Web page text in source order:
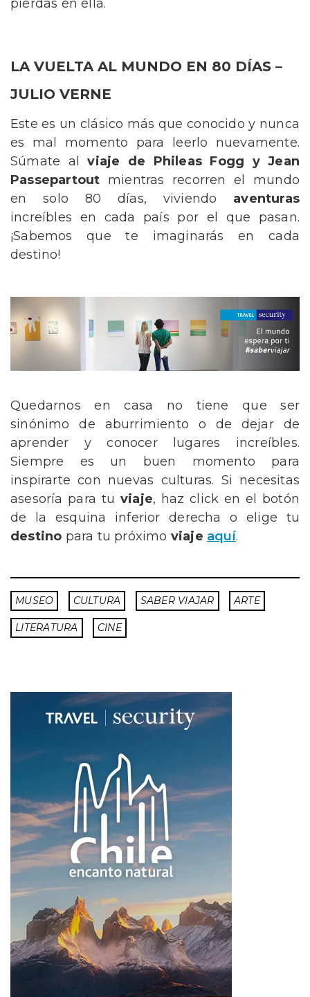
pierdas en ella.
LA VUELTA AL MUNDO EN 80 DÍAS –
JULIO VERNE
Este es un clásico más que conocido y nunca
es mal momento para leerlo nuevamente.
Súmate alviaje de Phileas Fogg y Jean
Passepartout mientras recorren el mundo
en solo 80 días, viviendo aventuras
increíbles en cada país por el que pasan.
¡Sabemos que te imaginarás en cada
destino!
Quedarnos en casa no tiene que ser
sinónimo de aburrimiento o de dejar de
aprender y conocer lugares increíbles.
Siempre es un buen momento para
inspirarte con nuevas culturas. Si necesitas
asesoría para tu viaje, haz click en el botón
de la esquina inferior derecha
o elige tu
destino para tu próximo viaje aquí.
MUSEO CULTURA SABER VIAJAR ARTE
LITERATURA CINE